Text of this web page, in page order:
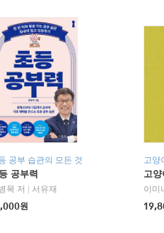
공부 습관의 모든 것
공부력
목 저
서유재
원
고양
고
이미